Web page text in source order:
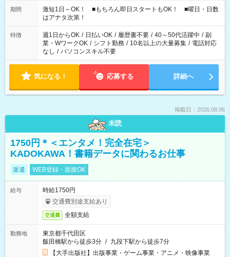
期間
激短1日～OK！ ■もちろん即日スタートもOK！ ■曜日・日数
はアナタ次第！
特徴 週1日からOK / 日払いOK / 履歴書不要 / 40～50代活躍中 / 副
業・WワークOK / シフト勤務 / 10名以上の大量募集 / 電話対応
なし / パソコンスキル不要
気になる！ 応募する 詳細へ
掲載日：2026.08.06
未読
1750円＊＜エンタメ！完全在宅＞
KADOKAWA！書籍データに関わるお仕事
派遣 WEB登録・面接OK
給与
時給1750円
交通費別途支給あり
交通費 全額支給
勤務地
東京都千代田区
飯田橋駅から徒歩3分 / 九段下駅から徒歩7分
【大手出版社】出版事業・ゲーム事業・アニメ・映像事業